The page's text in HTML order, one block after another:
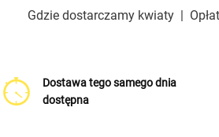
Gdzie dostarczamy kwiaty |
Dostawa tego samego dnia
dostępna
Koszt dostawy już od 99 CZK
Wybierz datę dostawy